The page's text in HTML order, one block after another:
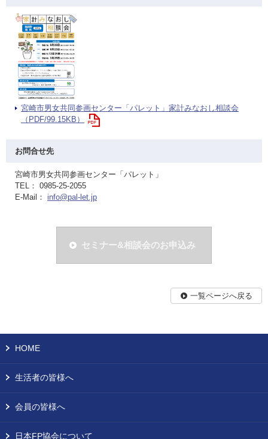
宮崎市男女共同参画センター「パレット」家計みなおし相談会
（PDF/99.15KB）
お問合せ先
宮崎市男女共同参画センター「パレット」
TEL： 0985-25-2055
E-Mail： info@pal-let.jp
セミナー&相談会のお申込み
一覧ページへ戻る
HOME
生活者の皆様へ
会員の皆様へ
日本FP協会について